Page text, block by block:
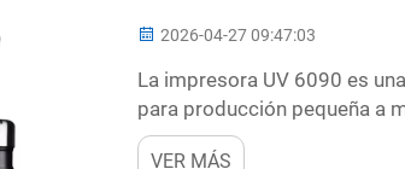
2026-04-27 09:47:03
La impresora UV 6090 es
para producción pequeña a
industriales. Construida con
VER MÁS